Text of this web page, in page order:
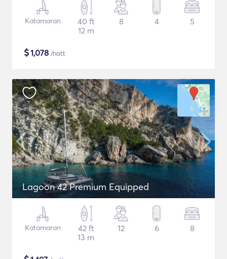
Katamaran
40 ft
12 m
8 4 5
$1,078 /natt
Lagoon 42 Premium Equipped
Katamaran
42 ft
13 m
12 6 8